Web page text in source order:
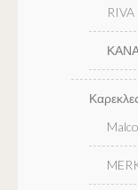
RIVA